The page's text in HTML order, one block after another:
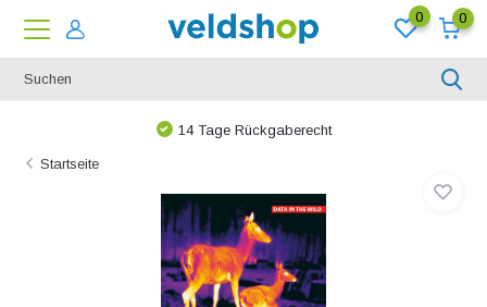
0 0
14 Tage Rückgaberecht
Startseite